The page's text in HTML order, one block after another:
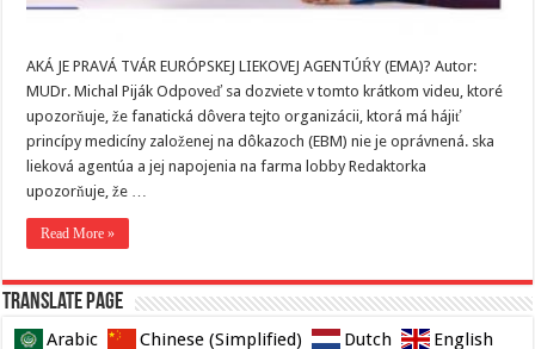
AKÁ JE PRAVÁ TVÁR EURÓPSKEJ LIEKOVEJ AGENTÚŔY (EMA)? Autor:
MUDr. Michal Piják Odpoveď sa dozviete v tomto krátkom videu, ktoré
upozorňuje, že fanatická dôvera tejto organizácii, ktorá má hájiť
princípy medicíny založenej na dôkazoch (EBM) nie je oprávnená. ska
lieková agentúa a jej napojenia na farma lobby Redaktorka
upozorňuje, že …
Read More »
Translate page
Arabic Chinese (Simplified) Dutch
English